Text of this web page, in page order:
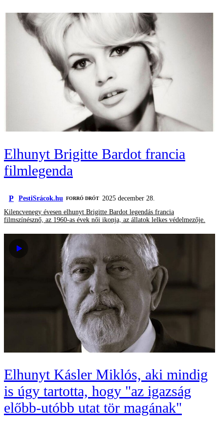
Elhunyt Brigitte Bardot francia
filmlegenda
P PestiSrácok.hu FORRÓ DRÓT
2025 december 28.
Kilencvenegy évesen elhunyt Brigitte Bardot legendás francia
filmszínésznő, az 1960-as évek női ikonja, az állatok lelkes védelmezője.
Elhunyt Kásler Miklós, aki mindig
is úgy tartotta, hogy "az igazság
előbb-utóbb utat tör magának"